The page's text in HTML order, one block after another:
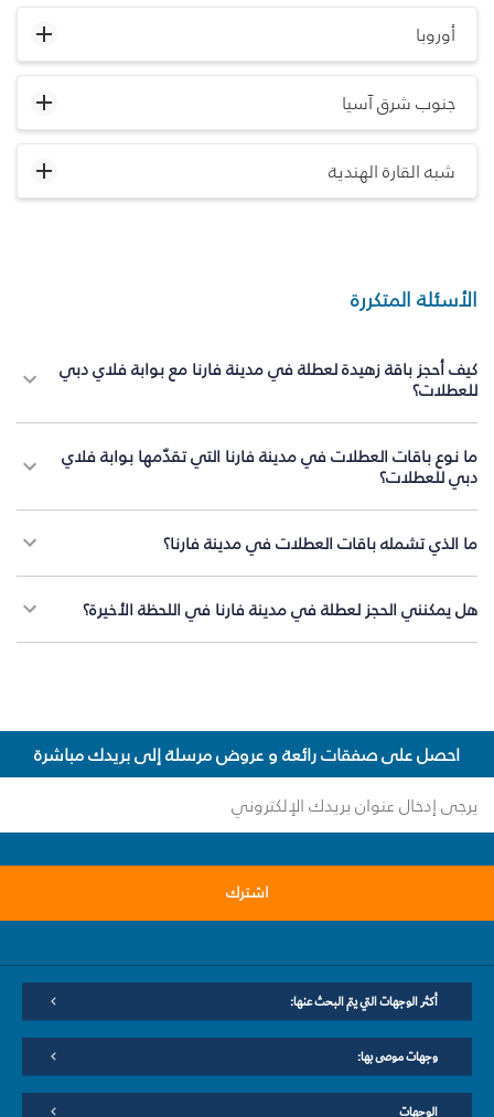
أوروبا
جنوب شرق آسيا
شبه القارة الهندية
الأسئلة المتكررة
كيف أحجز باقة زهيدة لعطلة في مدينة فارنا مع بوابة فلاي دبي
للعطلات؟
ما نوع باقات العطلات في مدينة فارنا التي تقدّمها بوابة فلاي
دبي للعطلات؟
ما الذي تشمله باقات العطلات في مدينة فارنا؟
هل يمكنني الحجز لعطلة في مدينة فارنا في اللحظة الأخيرة؟
احصل على صفقات رائعة و عروض مرسلة إلى بريدك مباشرة
اشترك
أكثر الوجهات التي يتم البحث عنها:
وجهات موصى بها:
الوجهات